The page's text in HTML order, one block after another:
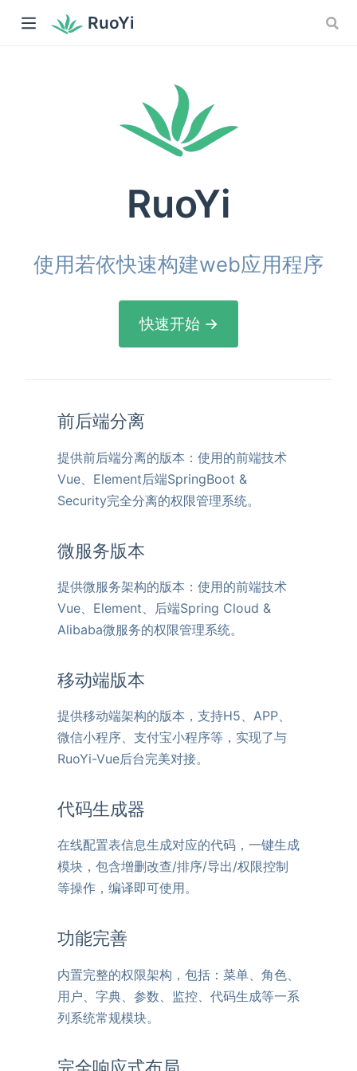
RuoYi
RuoYi
使用若依快速构建web应用程序
快速开始 →
前后端分离
提供前后端分离的版本：使用的前端技术
Vue、Element后端SpringBoot &
Security完全分离的权限管理系统。
微服务版本
提供微服务架构的版本：使用的前端技术
Vue、Element、后端Spring Cloud &
Alibaba微服务的权限管理系统。
移动端版本
提供移动端架构的版本，支持H5、APP、
微信小程序、支付宝小程序等，实现了与
RuoYi-Vue后台完美对接。
代码生成器
在线配置表信息生成对应的代码，一键生成
模块，包含增删改查/排序/导出/权限控制
等操作，编译即可使用。
功能完善
内置完整的权限架构，包括：菜单、角色、
用户、字典、参数、监控、代码生成等一系
列系统常规模块。